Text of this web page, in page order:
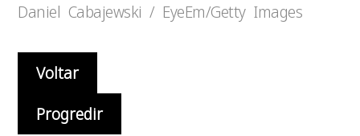
Daniel Cabajewski / EyeEm/Getty Images
Voltar
Progredir